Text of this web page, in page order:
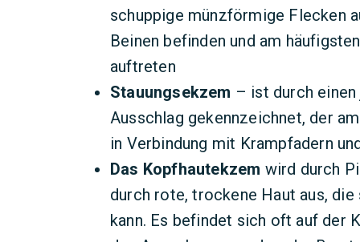
schuppige münzförmige Flecken
Beinen befinden und am
auftreten
Stauungsekzem – ist durch
Ausschlag gekennzeichnet, der
in Verbindung mit Krampfadern
Das Kopfhautekzem wird durch
durch rote, trockene Haut aus,
kann. Es befindet sich oft auf der